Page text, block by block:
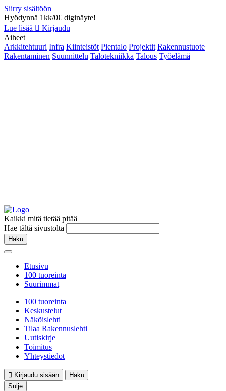
Siirry sisältöön
Hyödynnä 1kk/0€ diginäyte!
Lue lisää
Kirjaudu
Aiheet
Arkkitehtuuri Infra Kiinteistöt Pientalo Projektit Rakennustuote
Rakentaminen Suunnittelu Talotekniikka Talous Työelämä
Kaikki mitä tietää pitää
Hae tältä sivustolta
Haku
Etusivu
100 tuoreinta
Suurimmat
100 tuoreinta
Keskustelut
Näköislehti
Tilaa Rakennuslehti
Uutiskirje
Toimitus
Yhteystiedot
Kirjaudu sisään
Haku
Sulje